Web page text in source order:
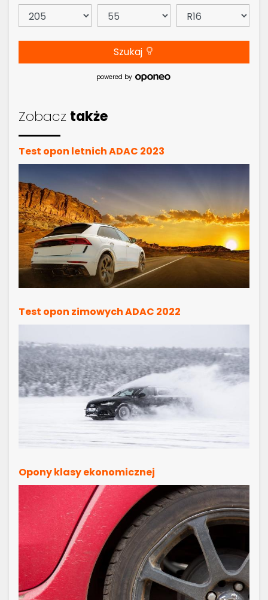
Szukaj
powered by
Zobacz także
Test opon letnich ADAC 2023
Test opon zimowych ADAC 2022
Opony klasy ekonomicznej